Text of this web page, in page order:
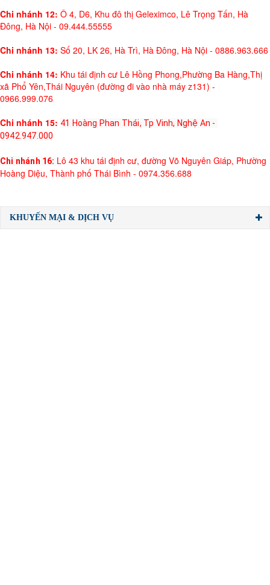
Chi nhánh 12: Ô 4, D6, Khu đô thị Geleximco, Lê Trọng Tấn, Hà
Đông, Hà Nội - 09.444.55555
Chi nhánh 13: Số 20, LK 26, Hà Trì, Hà Đông, Hà Nội - 0886.963.666
Chi nhánh 14: Khu tái định cư Lê Hồng Phong,Phường Ba Hàng,Thị
xã Phổ Yên,Thái Nguyên (đường đi vào nhà máy z131) -
0966.999.076
Chi nhánh 15: 41 Hoàng Phan Thái, Tp Vinh, Nghệ An -
0942.947.000
Chi nhánh 16: Lô 43 khu tái định cư, đường Võ Nguyên Giáp, Phường
Hoàng Diệu, Thành phố Thái Bình - 0974.356.688
KHUYẾN MẠI & DỊCH VỤ